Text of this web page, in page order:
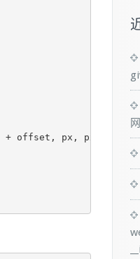
+ offset , px , px